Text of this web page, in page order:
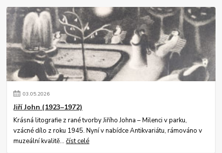
03.05.2026
Jiří John (1923–1972)
Krásná litografie z rané tvorby Jiřího Johna – Milenci v parku,
vzácné dílo z roku 1945. Nyní v nabídce Antikvariátu, rámováno v
muzeální kvalitě...číst celé